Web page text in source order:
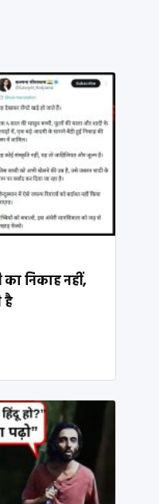
निकाह नहीं,
है